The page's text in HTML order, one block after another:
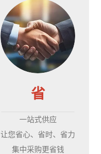
省
一站式供应
让您省心、省时、省力
集中采购更省钱